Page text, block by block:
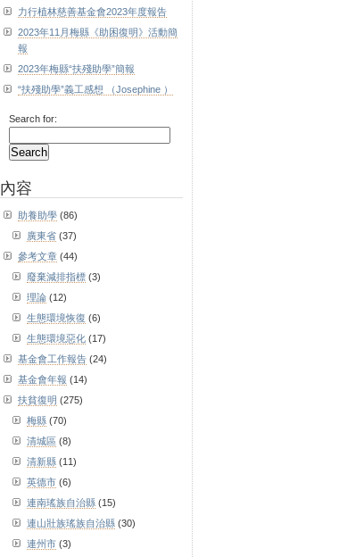
力行植林慈善基金會2023年度報告
2023年11月梅縣《助困復明》活動簡
報
2023年梅縣“扶殘助學”簡報
“扶殘助學”義工感想 （Josephine ）
Search for:
內容
助養助學 (86)
廣東省 (37)
參考文章 (44)
廢棄減排指標 (3)
理論 (12)
生態環境恢復 (6)
生態環境惡化 (17)
基金會工作報告 (24)
基金會年報 (14)
扶貧復明 (275)
梅縣 (70)
清城區 (8)
清新縣 (11)
英德市 (6)
連南瑤族自治縣 (15)
連山壯族瑤族自治縣 (30)
連州市 (3)